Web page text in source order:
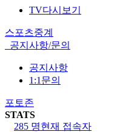
TV다시보기
스포츠중계
공지사항/문의
공지사항
1:1문의
포토존
STATS
285 명현재 접속자